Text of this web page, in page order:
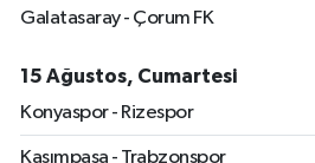
Galatasaray - Çorum FK
15 Ağustos, Cumartesi
Konyaspor - Rizespor
Kasımpaşa - Trabzonspor